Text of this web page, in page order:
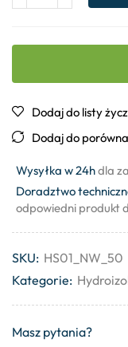
Dodaj do listy
Dodaj do
Wysyłka w 24hdla
Doradztwo
odpowiedni produkt
SKU: HS01_NW_50
Kategorie:
Masz pytania?